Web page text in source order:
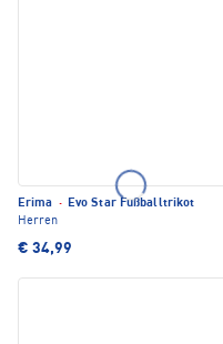
Erima · Evo Star Fußballtrikot
Herren
€ 34,99